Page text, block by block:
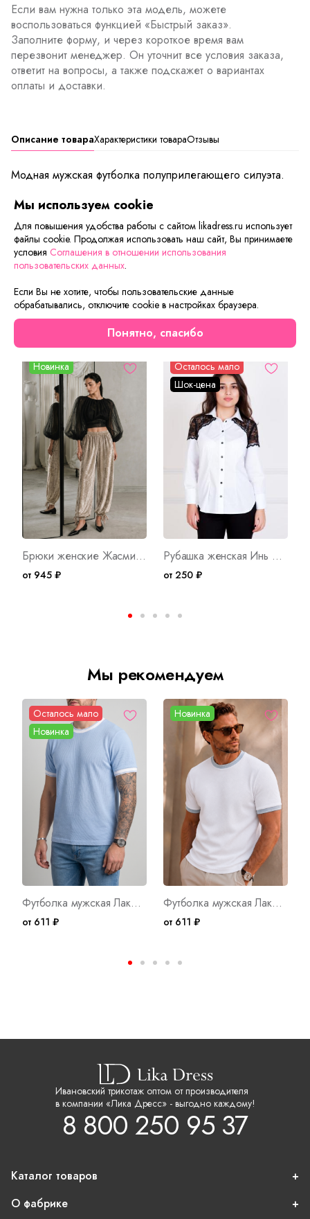
Если вам нужна только эта модель, можете
воспользоваться функцией «Быстрый заказ».
Заполните форму, и через короткое время вам
перезвонит менеджер. Он уточнит все условия заказа,
ответит на вопросы, а также подскажет о вариантах
оплаты и доставки.
Описание товараХарактеристики товараОтзывы
Модная мужская футболка полуприлегающего силуэта.
функциональными клепками по планке. Футболка белого
цвета с рисунком на ткани, горловой вырез и кокетка
выполнены в черном цвете.
Длина изделия:
44/46 - 69 см, 48/50 - 70 см, 52/54 - 73 см, 56/58 - 74
Сейчас на сайте смотрят
Новинка
Брюки женские Жасмин Арт. 10763
от 945 ₽
Осталось мало
Шок-цена
Рубашка женская Инь Арт. 1067
от 250 ₽
Мы рекомендуем
Осталось мало
Новинка
Футболка мужская Лакост Г Арт. 10724
от 611 ₽
Новинка
Футболка мужская Лакост Арт. 10723
от 611 ₽
Ивановский трикотаж оптом от производителя
в компании «Лика Дресс» - выгодно каждому!
8 800 250 95 37
Каталог товаров
О фабрике
Мы используем cookie
Для повышения удобства работы с сайтом likadress.ru использует
файлы cookie. Продолжая использовать наш сайт, Вы принимаете
условия Соглашения в отношении использования
пользовательских данных.
Если Вы не хотите, чтобы пользовательские данные
обрабатывались, отключите cookie в настройках браузера.
Понятно, спасибо